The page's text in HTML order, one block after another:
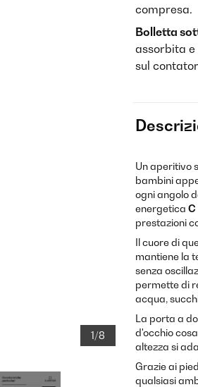
1/8
compresa.
Bolletta
assorbita e
sul
Un aperitivo
bambini
ogni angolo
energetica C
prestazioni
Il cuore di
mantiene la
senza
permette di
acqua,
La porta a
d'occhio
altezza si
Grazie ai
qualsiasi